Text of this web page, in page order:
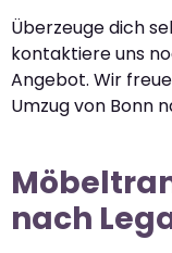
Überzeuge dich
kontaktiere uns
Angebot. Wir
Umzug von Bonn
nach